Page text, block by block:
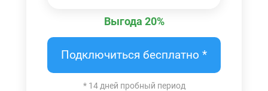
Выгода 20%
Подключиться бесплатно *
* 14 дней пробный период